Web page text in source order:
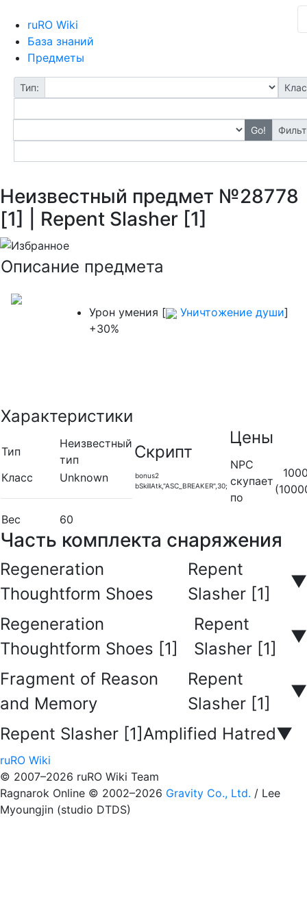
ruRO Wiki
База знаний
Предметы
Тип:
Go!
Неизвестный предмет №28778
[1] | Repent Slasher [1]
Описание предмета
Урон умения [ Уничтожение души]
+30%
Характеристики
Тип
Неизвестный
тип
Класс
Unknown
Вес 60
Скрипт
bonus2
bSkillAtk,"ASC_BREAKER",30;
Цены
NPC
скупает
по
Часть комплекта снаряжения
Regeneration
Thoughtform Shoes
Repent
Slasher [1]
▼
Regeneration
Thoughtform Shoes [1]
Repent
Slasher [1]
▼
Fragment of Reason
and Memory
Repent
Slasher [1]
▼
Repent Slasher [1]Amplified Hatred▼
ruRO Wiki
© 2007–2026 ruRO Wiki Team
Ragnarok Online © 2002–2026 Gravity Co., Ltd. / Lee
Myoungjin (studio DTDS)